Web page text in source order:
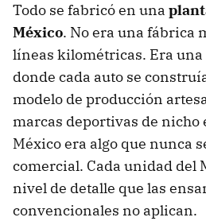
Todo se fabricó en una
México. No era una fábrica
líneas kilométricas. Era
donde cada auto se
modelo de producción
marcas deportivas de nicho
México era algo que nunca
comercial. Cada unidad del
nivel de detalle que las
convencionales no aplican.